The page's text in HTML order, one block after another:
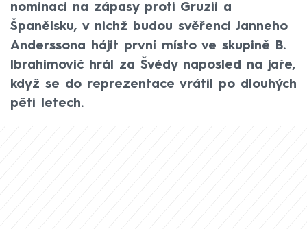
nominaci na zápasy proti Gruzii a
Španělsku, v nichž budou svěřenci Janneho
Anderssona hájit první místo ve skupině B.
Ibrahimovič hrál za Švédy naposled na jaře,
když se do reprezentace vrátil po dlouhých
pěti letech.